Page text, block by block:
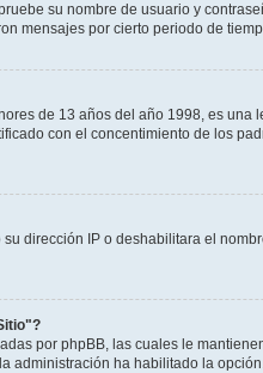
su nombre de usuario y
mensajes por cierto periodo de
de 13 años del año 1998, es
con el concentimiento de los
dirección IP o deshabilitara el
por phpBB, las cuales le
administración ha habilitado la